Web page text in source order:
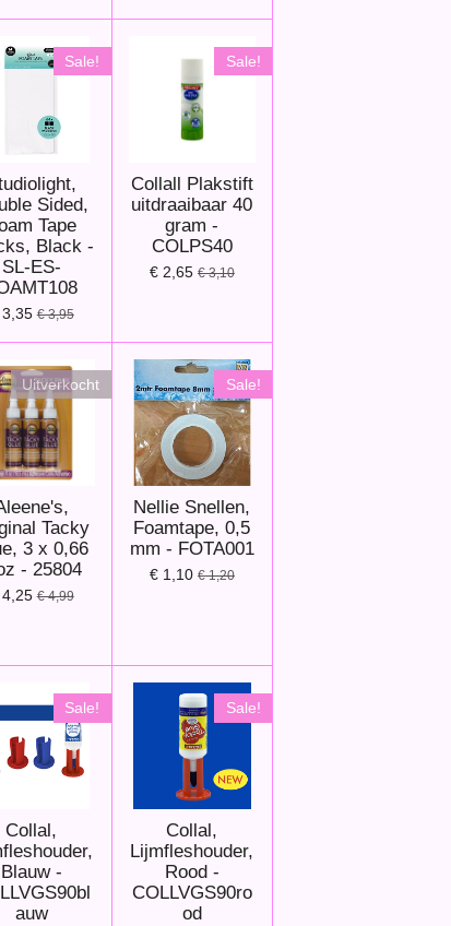
Sale!
Sided,
Tape
Black -
SL-ES-
€ 3,95
Sale!
Collall Plakstift
uitdraaibaar 40
gram -
COLPS40
€ 2,65 € 3,10
Uitverkocht
Tacky
3 x 0,66
- 25804
€ 4,99
Sale!
Nellie Snellen,
Foamtape, 0,5
mm - FOTA001
€ 1,10 € 1,20
Sale!
Collal,
Blauw -
auw
Sale!
Collal,
Lijmfleshouder,
Rood -
COLLVGS90ro
od